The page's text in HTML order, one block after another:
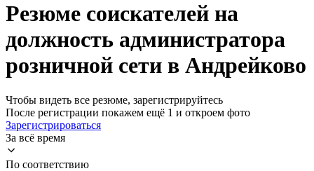
Резюме соискателей на
должность администратора
розничной сети в Андрейково
Чтобы видеть все резюме, зарегистрируйтесь
После регистрации покажем ещё 1 и откроем фото
Зарегистрироваться
За всё время
По соответствию